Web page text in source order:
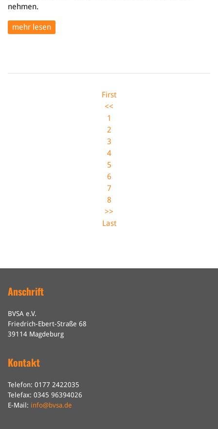
nehmen.
mehr lesen
First
<<
1
2
3
4
5
6
7
8
>>
Last
Anschrift
BVSA e.V.
Friedrich-Ebert-Straße 68
39114 Magdeburg
Kontakt
Telefon: 0177 2422035
Telefax: 0345 96394026
E-Mail: info@bvsa.de